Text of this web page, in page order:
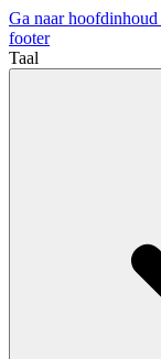
Ga naar hoofdinhoud
footer
Taal